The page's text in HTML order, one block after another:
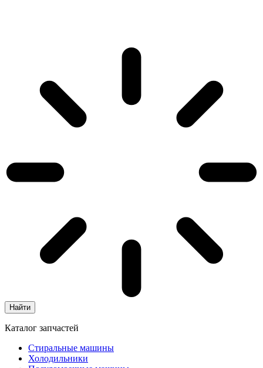
Найти
Каталог запчастей
Стиральные машины
Холодильники